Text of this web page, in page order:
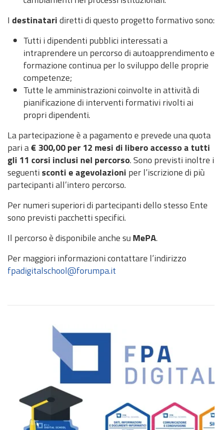
I destinataridiretti di questo progetto formativo sono:
Tutti i dipendenti pubblici interessati a
intraprendere un percorso di autoapprendimento e
formazione continua per lo sviluppo delle proprie
competenze;
Tutte le amministrazioni coinvolte in attività di
pianificazione di interventi formativi rivolti ai
propri dipendenti.
La partecipazione è a pagamento e prevede una quota
pari a€ 300,00 per 12 mesi di libero accesso a tutti
gli 11 corsi inclusi nel percorso. Sono previsti inoltre i
seguenti sconti e agevolazioni per l’iscrizione di più
partecipanti all’intero percorso.
Per numeri superiori di partecipanti dello stesso Ente
sono previsti pacchetti specifici.
Il percorso è disponibile anche su MePA.
Per maggiori informazioni contattare l’indirizzo
fpadigitalschool@forumpa.it